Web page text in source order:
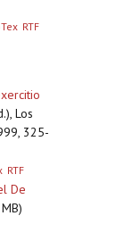
RTF
Los
325-
RTF
De